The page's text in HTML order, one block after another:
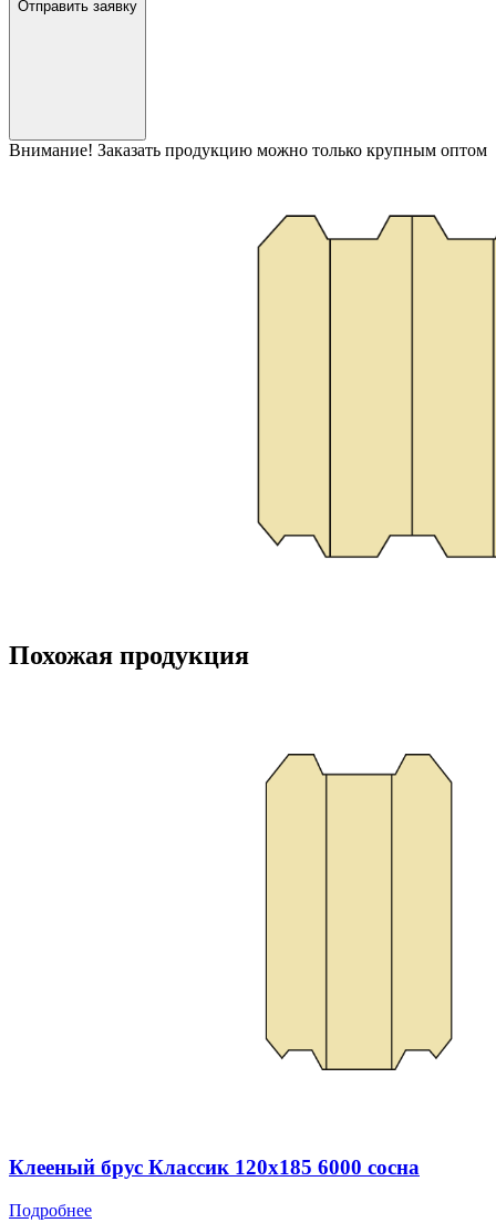
Отправить заявку
Внимание! Заказать продукцию можно только крупным оптом
Похожая продукция
Клееный брус Классик 120x185 6000 сосна
Подробнее